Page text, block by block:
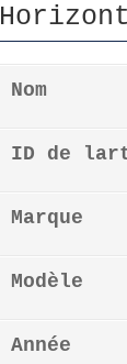
Nom
ID de
Marque
Modèle
Année